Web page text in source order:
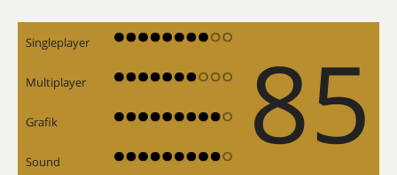
Singleplayer 85
Multiplayer
Grafik
Sound